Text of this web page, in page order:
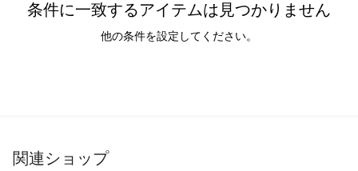
条件に一致するアイテムは見つかりません
他の条件を設定してください。
関連ショップ